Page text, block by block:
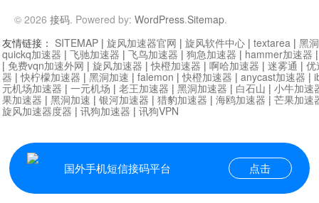
© 2026 接码. Powered by: WordPress.Sitemap.
国外手机短信接码平台 点击
友情链接： SITEMAP | 旋风加速器官网 | 旋风软件中心 | textarea | 黑
quickq加速器 | 飞驰加速器 | 飞鸟加速器 | 狗急加速器 | hammer加速器
| 免费vqn加速外网 | 旋风加速器 |快橙加速器 | 啊哈加速器 | 迷雾通 | 优
器 |快柠檬加速器 | 黑洞加速 | falemon |快橙加速器 | anycast加速器 |
元机场加速器 | 一元机场 | 老王加速器 | 黑洞加速器 | 白石山 | 小牛加速
果加速器 | 黑洞加速 | 银河加速器 | 猎豹加速器 | 海鸥加速器 | 芒果加速
旋风加速器度器 | 讯狗加速器 | 讯狗VPN